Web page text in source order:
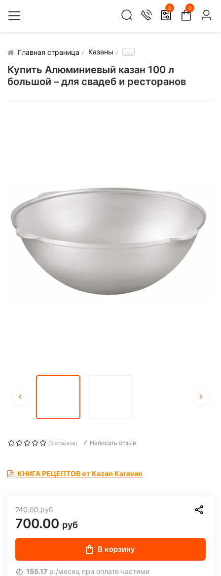
0 0
Главная страница Казаны .....
Купить Алюминиевый казан 100 л
большой – для свадеб и ресторанов
(0 отзывов) Написать отзыв
КНИГА РЕЦЕПТОВ от Kazan Karavan
740.00руб
700.00 руб
В корзину
155.17 р./месяц при оплате частями